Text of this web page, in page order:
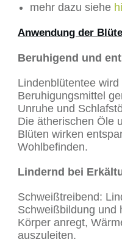
mehr dazu siehe
Anwendung der
Beruhigend und
Lindenblütentee
Beruhigungsmittel
Unruhe und
Die ätherischen Öle
Blüten wirken
Wohlbefinden.
Lindernd bei
Schweißtreibend:
Schweißbildung und
Körper anregt,
auszuleiten.